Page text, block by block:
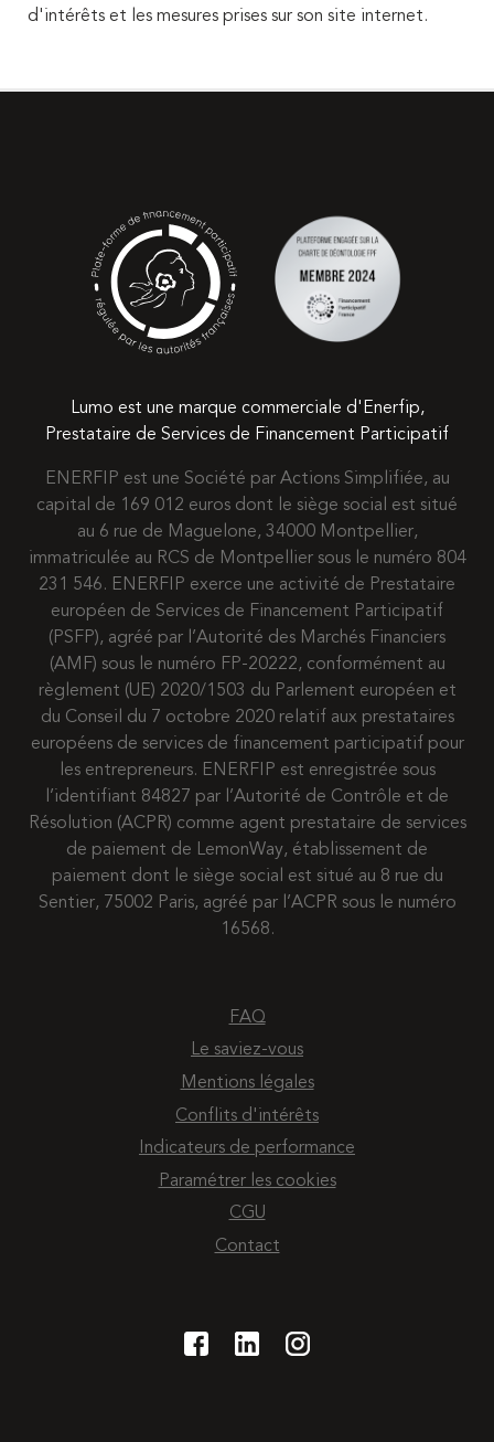
d'intérêts et les mesures prises sur son site internet.
Lumo est une marque commerciale d'Enerfip,
Prestataire de Services de Financement Participatif
ENERFIP est une Société par Actions Simplifiée, au
capital de 169 012 euros dont le siège social est situé
au 6 rue de Maguelone, 34000 Montpellier,
immatriculée au RCS de Montpellier sous le numéro 804
231 546. ENERFIP exerce une activité de Prestataire
européen de Services de Financement Participatif
(PSFP), agréé par l’Autorité des Marchés Financiers
(AMF) sous le numéro FP-20222, conformément au
règlement (UE) 2020/1503 du Parlement européen et
du Conseil du 7 octobre 2020 relatif aux prestataires
européens de services de financement participatif pour
les entrepreneurs. ENERFIP est enregistrée sous
l’identifiant 84827 par l’Autorité de Contrôle et de
Résolution (ACPR) comme agent prestataire de services
de paiement de LemonWay, établissement de
paiement dont le siège social est situé au 8 rue du
Sentier, 75002 Paris, agréé par l’ACPR sous le numéro
16568.
FAQ
Le saviez-vous
Mentions légales
Conflits d'intérêts
Indicateurs de performance
Paramétrer les cookies
CGU
Contact